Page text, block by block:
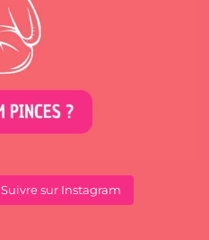
Suivre sur Instagram